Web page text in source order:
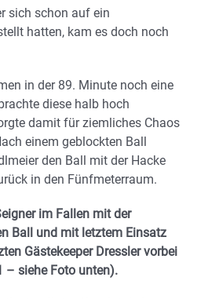
sich schon auf ein
hatten, kam es doch noch
in der 89. Minute noch eine
diese halb hoch
damit für ziemliches Chaos
einem geblockten Ball
den Ball mit der Hacke
in den Fünfmeterraum.
im Fallen mit der
Ball und mit letztem Einsatz
Gästekeeper Dressler vorbei
– siehe Foto unten).